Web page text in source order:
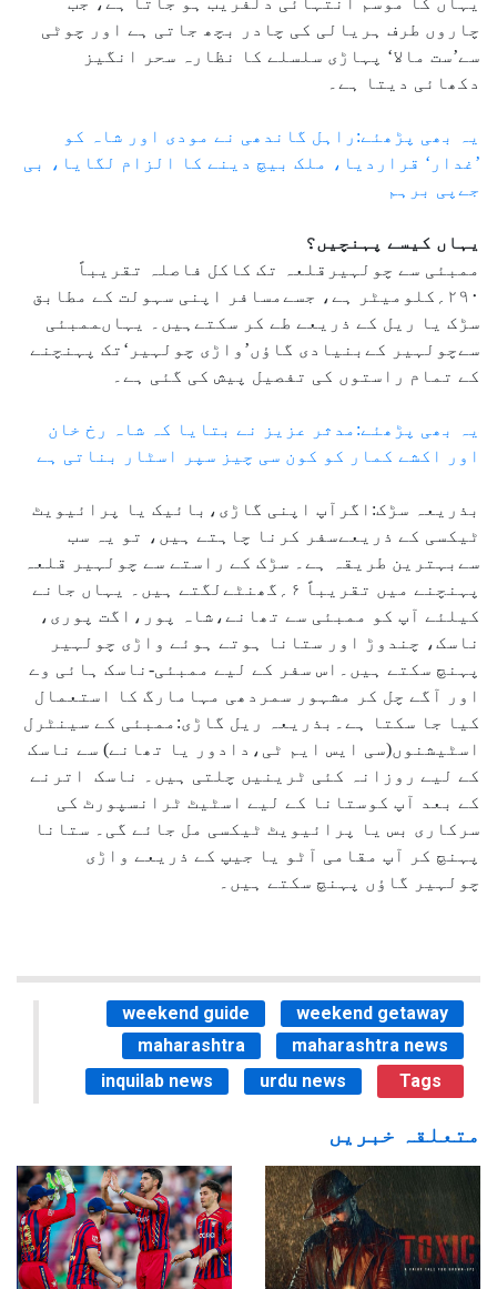
چاروں طرف ہریالی کی چادر بچھ جاتی ہے اور چوٹی
سے’ست مالا‘ پہاڑی سلسلے کا نظارہ سحر انگیز
دکھائی دیتا ہے۔
یہ بھی پڑھئے:راہل گاندھی نے مودی اور شاہ کو
’غدار‘ قراردیا، ملک بیچ دینے کا الزام لگایا، بی
جےپی برہم
یہاں کیسے پہنچیں؟
ممبئی سے چولہیرقلعہ تک کاکل فاصلہ تقریباً
۲۹۰؍کلومیٹر ہے، جسےمسافر اپنی سہولت کے مطابق
سڑک یا ریل کے ذریعے طے کر سکتےہیں۔ یہاںممبئی
سےچولہیر کےبنیادی گاؤں’واڑی چولہیر‘تک پہنچنے
کے تمام راستوں کی تفصیل پیش کی گئی ہے۔
یہ بھی پڑھئے:مدثر عزیز نے بتایا کہ شاہ رخ خان
اور اکشے کمار کو کون سی چیز سپر اسٹار بناتی ہے
بذریعہ سڑک:اگرآپ اپنی گاڑی،بائیک یا پرائیویٹ
ٹیکسی کے ذریعےسفر کرنا چاہتے ہیں، تو یہ سب
سےبہترین طریقہ ہے۔ سڑک کے راستے سے چولہیر قلعہ
پہنچنے میں تقریباً ۶؍گھنٹےلگتے ہیں۔ یہاں جانے
کیلئے آپ کو ممبئی سے تھانے،شاہ پور،اگت پوری،
ناسک، چندوڑ اور ستانا ہوتے ہوئے واڑی چولہیر
پہنچ سکتے ہیں۔اس سفر کے لیے ممبئی-ناسک ہائی وے
اور آگے چل کر مشہور سمردھی مہامارگ کا استعمال
کیا جا سکتا ہے۔بذریعہ ریل گاڑی:ممبئی کے سینٹرل
اسٹیشنوں(سی ایس ایم ٹی،دادور یا تھانے) سے ناسک
کے لیے روزانہ کئی ٹرینیں چلتی ہیں۔ ناسک اترنے
کے بعد آپ کوستانا کے لیے اسٹیٹ ٹرانسپورٹ کی
سرکاری بس یا پرائیویٹ ٹیکسی مل جائے گی۔ ستانا
پہنچ کر آپ مقامی آٹو یا جیپ کے ذریعے واڑی
چولہیر گاؤں پہنچ سکتے ہیں۔
weekend guide
weekend getaway
maharashtra
maharashtra news
inquilab news
urdu news Tags
متعلقہ خبریں